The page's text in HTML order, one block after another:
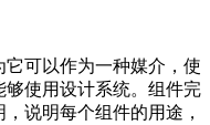
可以作为一种媒介，使
使用设计系统。组件完
说明每个组件的用途，